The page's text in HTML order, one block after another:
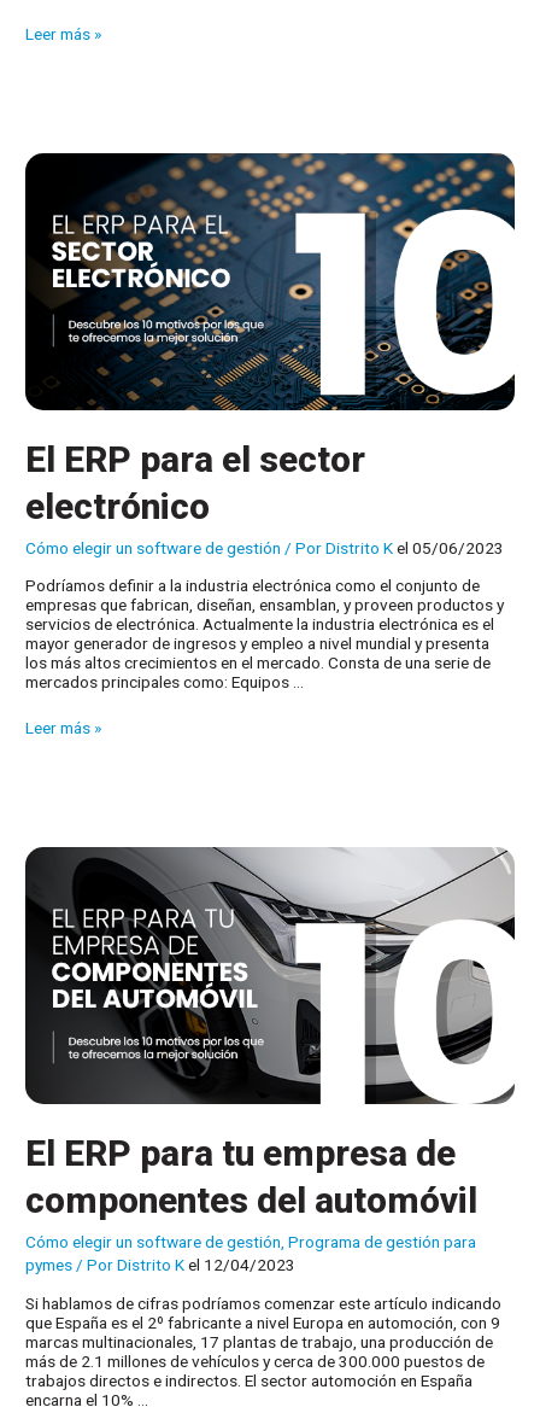
El
Leer más »
El ERP para el sector
electrónico
Cómo elegir un software de gestión / PorDistrito Kel 05/06/2023
Podríamos definir a la industria electrónica como el conjunto de
empresas que fabrican, diseñan, ensamblan, y proveen productos y
servicios de electrónica. Actualmente la industria electrónica es el
mayor generador de ingresos y empleo a nivel mundial y presenta
los más altos crecimientos en el mercado. Consta de una serie de
mercados principales como: Equipos …
El
Leer más »
El ERP para tu empresa de
componentes del automóvil
Cómo elegir un software de gestión ,Programa de gestión para
pymes / PorDistrito Kel 12/04/2023
Si hablamos de cifras podríamos comenzar este artículo indicando
que España es el 2º fabricante a nivel Europa en automoción, con 9
marcas multinacionales, 17 plantas de trabajo, una producción de
más de 2.1 millones de vehículos y cerca de 300.000 puestos de
trabajos directos e indirectos. El sector automoción en España
encarna el 10% …